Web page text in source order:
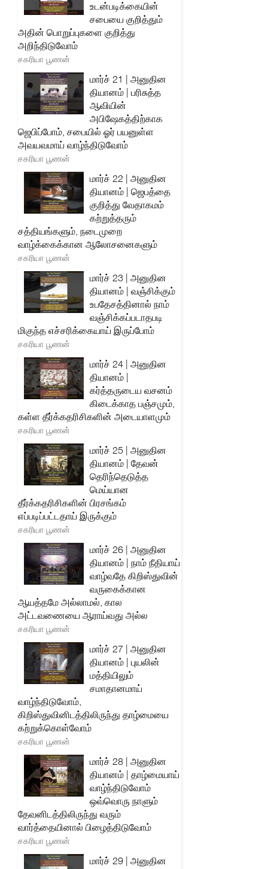
உடன்படிக்கையின்
சபையை குறித்தும்
அதின் பொறுப்புகளை குறித்து
அறிந்திடுவோம்
சகரியா பூணன்
மார்ச் 21 | அனுதின
தியானம் | பரிசுத்த
ஆவியின்
அபிஷேகத்திற்காக
ஜெபிப்போம், சபையில் ஓர் பயனுள்ள
அவயவமாய் வாழ்ந்திடுவோம்
சகரியா பூணன்
மார்ச் 22 | அனுதின
தியானம் | ஜெபத்தை
குறித்து வேதாகமம்
கற்றுத்தரும்
சத்தியங்களும், நடைமுறை
வாழ்க்கைக்கான ஆலோசனைகளும்
சகரியா பூணன்
மார்ச் 23 | அனுதின
தியானம் | வஞ்சிக்கும்
உபதேசத்தினால் நாம்
வஞ்சிக்கப்படாதபடி
மிகுந்த எச்சரிக்கையாய் இருப்போம்
சகரியா பூணன்
மார்ச் 24 | அனுதின
தியானம் |
கர்த்தருடைய வசனம்
கிடைக்காத பஞ்சமும்,
கள்ள தீர்க்கதரிசிகளின் அடையாளமும்
சகரியா பூணன்
மார்ச் 25 | அனுதின
தியானம் | தேவன்
தெரிந்தெடுத்த
மெய்யான
தீர்க்கதரிசிகளின் பிரசங்கம்
எப்படிப்பட்டதாய் இருக்கும்
சகரியா பூணன்
மார்ச் 26 | அனுதின
தியானம் | நாம் நீதியாய்
வாழ்வதே கிறிஸ்துவின்
வருகைக்கான
ஆயத்தமே அல்லாமல், கால
அட்டவணையை ஆராய்வது அல்ல
சகரியா பூணன்
மார்ச் 27 | அனுதின
தியானம் | புயலின்
மத்தியிலும்
சமாதானமாய்
வாழ்ந்திடுவோம்,
கிறிஸ்துவினிடத்திலிருந்து தாழ்மையை
கற்றுக்கொள்வோம்
சகரியா பூணன்
மார்ச் 28 | அனுதின
தியானம் | தாழ்மையாய்
வாழ்ந்திடுவோம்
ஒவ்வொரு நாளும்
தேவனிடத்திலிருந்து வரும்
வார்த்தையினால் பிழைத்திடுவோம்
சகரியா பூணன்
மார்ச் 29 | அனுதின